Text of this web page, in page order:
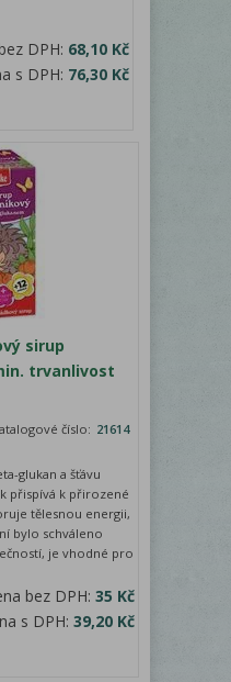
DPH: 68,10 Kč
s DPH: 76,30 Kč
sirup
trvanlivost
číslo: 21614
glukan a šťávu
přispívá k přirozené
tělesnou energii,
bylo schváleno
je vhodné pro
bez DPH:35 Kč
s DPH:39,20 Kč